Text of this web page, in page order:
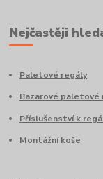
Nejčastěji
Paletové regály
Bazarové paletové
Příslušenství k
Montážní koše